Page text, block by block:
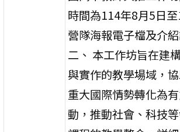
時間為114年8月5日
營隊海報電子檔及介
二、 本工作坊旨在建
與實作的教學場域，
重大國際情勢轉化為
動，推動社會、科技